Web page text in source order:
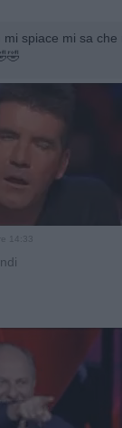
mi spiace mi sa che
14:33